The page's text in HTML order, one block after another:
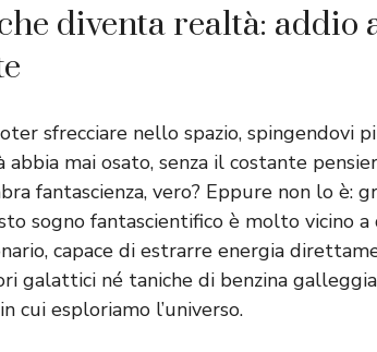
diventa realtà:
sfrecciare nello spazio, spingendovi
abbia mai osato, senza il costante
fantascienza, vero? Eppure non lo è:
sogno fantascientifico è molto vicino
capace di estrarre energia
galattici né taniche di benzina
cui esploriamo l’universo.